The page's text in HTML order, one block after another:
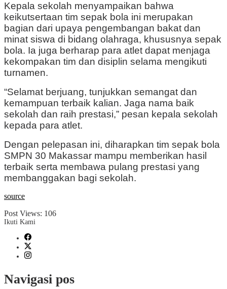
Kepala sekolah menyampaikan bahwa
keikutsertaan tim sepak bola ini merupakan
bagian dari upaya pengembangan bakat dan
minat siswa di bidang olahraga, khususnya sepak
bola. Ia juga berharap para atlet dapat menjaga
kekompakan tim dan disiplin selama mengikuti
turnamen.
“Selamat berjuang, tunjukkan semangat dan
kemampuan terbaik kalian. Jaga nama baik
sekolah dan raih prestasi,” pesan kepala sekolah
kepada para atlet.
Dengan pelepasan ini, diharapkan tim sepak bola
SMPN 30 Makassar mampu memberikan hasil
terbaik serta membawa pulang prestasi yang
membanggakan bagi sekolah.
source
Post Views: 106
Ikuti Kami
Navigasi pos